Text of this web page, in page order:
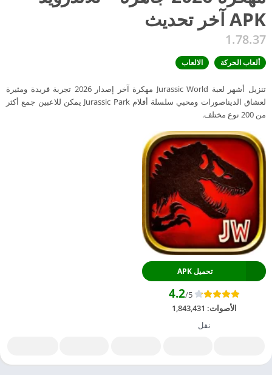
APK آخر تحديث
1.78.37
ألعاب الحركة الالعاب
تنزيل أشهر لعبة Jurassic World مهكرة آخر إصدار 2026 تجربة فريدة ومثيرة
لعشاق الديناصورات ومحبي سلسلة أفلام Jurassic Park يمكن للاعبين جمع أكثر
من 200 نوع مختلف.
تحميل APK
4.2/5
الأصوات: 1,843,431
نقل